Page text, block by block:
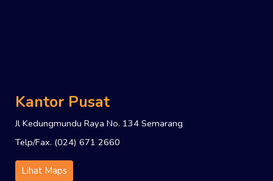
Kantor Pusat
Jl Kedungmundu Raya No. 134 Semarang
Telp/Fax. (024) 671 2660
Lihat Maps